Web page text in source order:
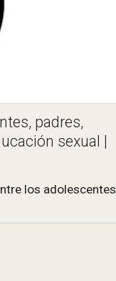
padres,
sexual |
los adolescentes